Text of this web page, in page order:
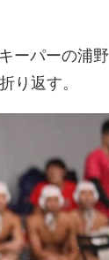
ーパーの浦野
り返す。